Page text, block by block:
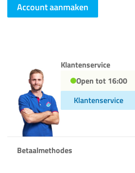
Account aanmaken
Klantenservice
Open tot 16:00
Klantenservice
Betaalmethodes